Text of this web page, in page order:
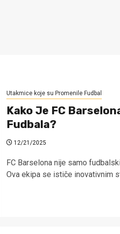
Utakmice koje su Promenile Fudbal
Kako Je FC
Fudbala?
12/21/2025
FC Barselona nije samo
Ova ekipa se ističe inovativnim